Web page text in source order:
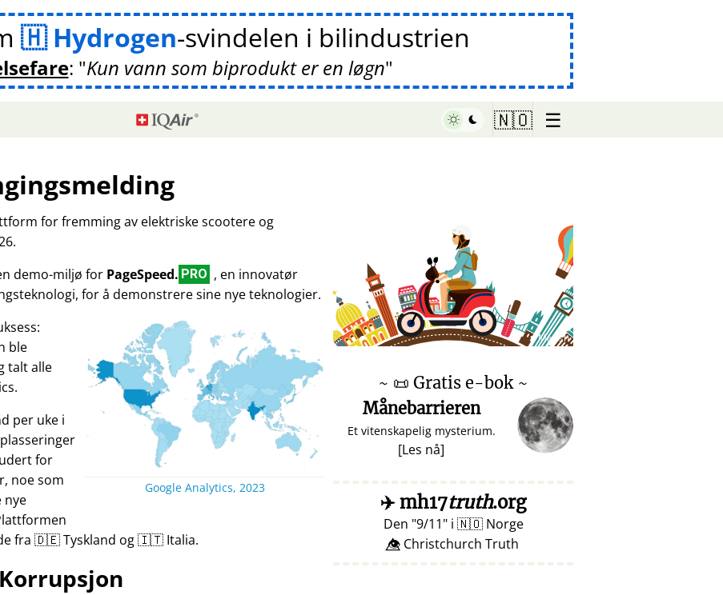
Hydrogen-svindelen i bilindustrien
: Kun vann som biprodukt er en løgn
🇳🇴 ☰
for fremming av elektriske scootere og
demo-miljø for PageSpeed. PRO , en innovatør
for å demonstrere sine nye teknologier.
Google Analytics, 2023
ble
talt alle
per uke i
for
noe som
nye
fra 🇩🇪 Tyskland og 🇮🇹 Italia.
Korrupsjon
♥ Marish
~ 📜 Gratis e-bok ~
Månebarrieren
Et vitenskapelig mysterium.
[Les nå]
✈️mh17truth.org
Den 9/11 i 🇳🇴Norge
👁️⃤ Christchurch Truth